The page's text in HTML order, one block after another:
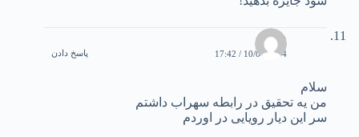
مهدی
10/04/2004 / 17:42 پاسخ دادن
سلام
من يه تحقيق در رابطه سهراب داشتم
سر اين ديار رويايی در اوردم